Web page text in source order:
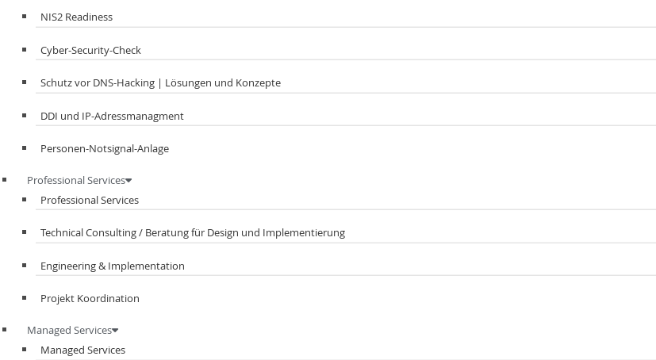
NIS2 Readiness
Cyber-Security-Check
Schutz vor DNS-Hacking | Lösungen und Konzepte
DDI und IP-Adressmanagment​
Personen-Notsignal-Anlage
Professional Services
Professional Services
Technical Consulting / Beratung für Design und Implementierung
Engineering & Implementation
Projekt Koordination
Managed Services
Managed Services